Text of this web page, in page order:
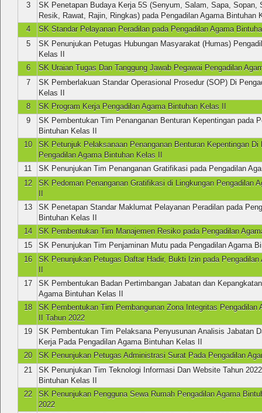
3
SK Penetapan Budaya Kerja 5S (Senyum, Salam, Sapa, Sopan,
Resik, Rawat, Rajin, Ringkas) pada Pengadilan Agama Bintuhan
4
SK Standar Pelayanan Peradilan pada Pengadilan Agama
5
SK Penunjukan Petugas Hubungan Masyarakat (Humas)
Kelas II
6
SK Uraian Tugas Dan Tanggung Jawab Pegawai Pengadilan
7
SK Pemberlakuan Standar Operasional Prosedur (SOP) Di
Kelas II
8
SK Program Kerja Pengadilan Agama Bintuhan Kelas II
9
SK Pembentukan Tim Penanganan Benturan Kepentingan pada
Bintuhan Kelas II
10
SK Petunjuk Pelaksanaan Penanganan Benturan Kepentingan Di
Pengadilan Agama Bintuhan Kelas II
11
SK Penunjukan Tim Penanganan Gratifikasi pada Pengadilan
12
SK Pedoman Penanganan Gratifikasi di Lingkungan Pengadilan
II
13
SK Penetapan Standar Maklumat Pelayanan Peradilan pada
Bintuhan Kelas II
14
SK Pembentukan Tim Manajemen Resiko pada Pengadilan
15
SK Penunjukan Tim Penjaminan Mutu pada Pengadilan Agama
16
SK Penunjukan Petugas Daftar Hadir, Bukti Izin pada
II
17
SK Pembentukan Badan Pertimbangan Jabatan dan
Agama Bintuhan Kelas II
18
SK Pembentukan Tim Pembangunan Zona Integritas Pengadilan
II Tahun 2022
19
SK Pembentukan Tim Pelaksana Penyusunan Analisis Jabatan
Kerja Pada Pengadilan Agama Bintuhan Kelas II
20
SK Penunjukan Petugas Administrasi Surat Pada Pengadilan
21
SK Penunjukan Tim Teknologi Informasi Dan Website Tahun
Bintuhan Kelas II
22
SK Penunjukan Pengguna Sewa Rumah Pengadilan Agama
2022